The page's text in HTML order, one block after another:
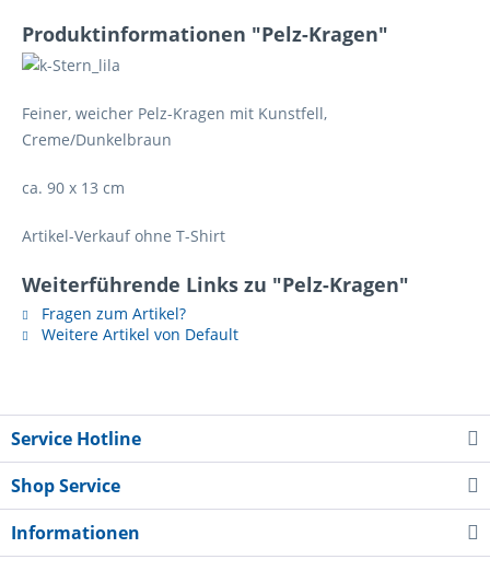
Produktinformationen "Pelz-Kragen"
Feiner, weicher Pelz-Kragen mit Kunstfell,
Creme/Dunkelbraun
ca. 90 x 13 cm
Artikel-Verkauf ohne T-Shirt
Weiterführende Links zu "Pelz-Kragen"
Fragen zum Artikel?
Weitere Artikel von Default
Service Hotline
Shop Service
Informationen